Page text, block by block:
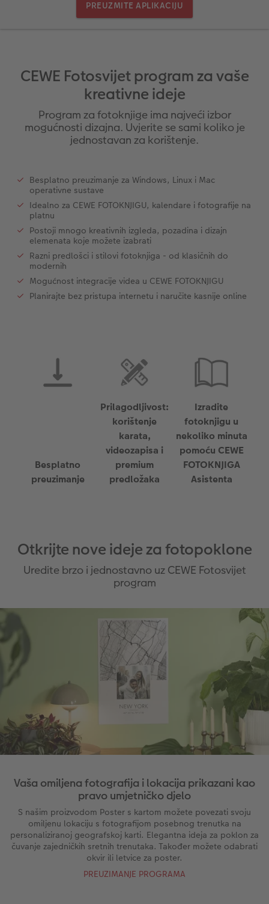
Art Collection
Dodaci
Premium poster
Art fotografije
Izrada standard fotografija
Fotonaljepnica
CEWE TRENUTNI ISPIS FOTOGRAFIJA
Trenutna izrada naljepnica
Fotografija na Forexu
Ploča dobrodošlice za vjenčanje
Letvica za poster
Višedijelne zidne dekoracije
Foto kolaži
Foto vrpca
Školski i pisaći pribori
Poklon fotokutije
Tekstili
CEWE FOTOKNJIGA Kids
Putovanje
Vjenčanje
Matura
PREUZMITE APLIKACIJU
CEWE Fotosvijet program za vaše
kreativne ideje
Program za fotoknjige ima najveći izbor
mogućnosti dizajna. Uvjerite se sami koliko je
jednostavan za korištenje.
Besplatno preuzimanje za Windows, Linux i Mac
operativne sustave
Idealno za CEWE FOTOKNJIGU, kalendare i fotografije na
platnu
Postoji mnogo kreativnih izgleda, pozadina i dizajn
elemenata koje možete izabrati
Razni predlošci i stilovi fotoknjiga - od klasičnih do
modernih
Mogućnost integracije videa u CEWE FOTOKNJIGU
Planirajte bez pristupa internetu i naručite kasnije online
Besplatno
preuzimanje
Prilagodljivost:
korištenje
karata,
videozapisa i
premium
predložaka
Izradite
fotoknjigu u
nekoliko minuta
pomoću CEWE
FOTOKNJIGA
Asistenta
Otkrijte nove ideje za fotopoklone
Uredite brzo i jednostavno uz CEWE Fotosvijet
program
Vaša omiljena fotografija i lokacija prikazani kao
pravo umjetničko djelo
S našim proizvodom Poster s kartom možete povezati svoju
omiljenu lokaciju s fotografijom posebnog trenutka na
personaliziranoj geografskoj karti. Elegantna ideja za poklon za
čuvanje zajedničkih sretnih trenutaka. Također možete odabrati
okvir ili letvice za poster.
PREUZIMANJE PROGRAMA